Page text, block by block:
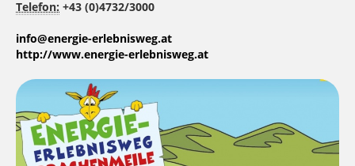
Telefon: +43 (0)4732/3000
info@energie-erlebnisweg.at
http://www.energie-erlebnisweg.at